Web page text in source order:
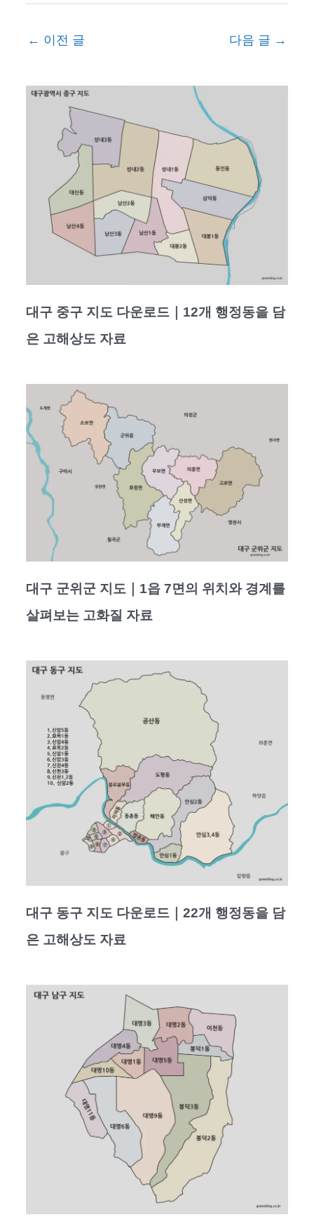
← 이전 글 다음 글 →
대구 중구 지도 다운로드｜12개 행정동을 담
은 고해상도 자료
대구 군위군 지도｜1읍 7면의 위치와 경계를
살펴보는 고화질 자료
대구 동구 지도 다운로드｜22개 행정동을 담
은 고해상도 자료